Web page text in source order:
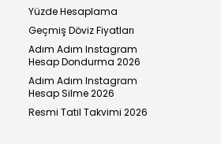
Yüzde Hesaplama
Geçmiş Döviz Fiyatları
Adım Adım Instagram
Hesap Dondurma 2026
Adım Adım Instagram
Hesap Silme 2026
Resmi Tatil Takvimi 2026